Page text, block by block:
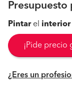
Pintarel interior
¡Pide precio
¿Eres un